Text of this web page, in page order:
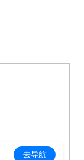
去导航